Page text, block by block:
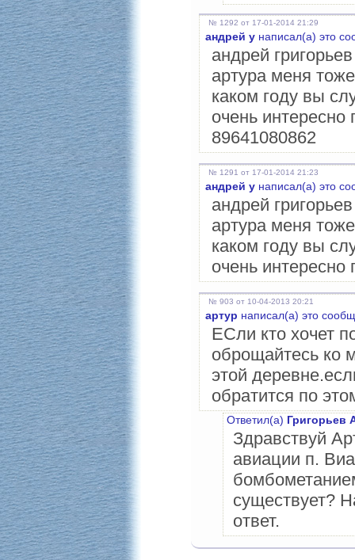
№ 1292 от 17-01-2014 21:29
андрей у написал(а) это
андрей
артура меня
каком году вы
очень
89641080862
№ 1291 от 17-01-2014 21:23
андрей у написал(а) это
андрей
артура меня
каком году вы
очень
№ 903 от 10-04-2013 20:21
артур написал(а) это
ЕСли кто хочет
оброщайтесь ко
этой
обратится по
Ответил(а) Григорьев
Здравствуй
авиации п.
существует?
ответ.